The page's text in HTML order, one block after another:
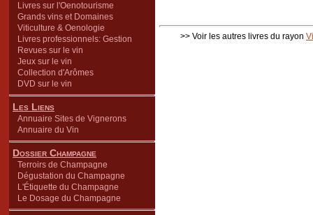
Livres sur l'Oenotourisme
Grands vins et Domaines
Viticulture & Oenologie
Livres professionnels: Gestion
Revues sur le vin
Jeux sur le vin
Collection d'Arômes
DVD sur le vin
Les Liens
Annuaire Sites de Vignerons
Annuaire du Vin
Dossier Champagne
Terroirs de Champagne
Dégustation du Champagne
L'Étiquette du Champagne
Le Dosage du Champagne
>> Voir les autres livres du rayon